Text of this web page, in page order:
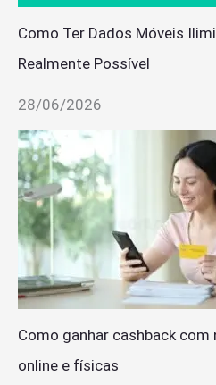
Como Ter Dados Móveis
Realmente Possível
28/06/2026
Como ganhar cashback
online e físicas